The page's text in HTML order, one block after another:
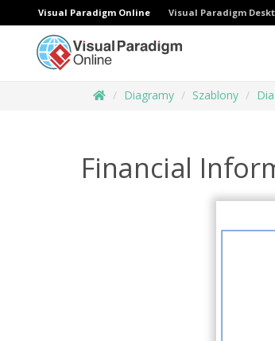
Visual Paradigm Online Visual Paradigm
Diagramy Szablony
Financial